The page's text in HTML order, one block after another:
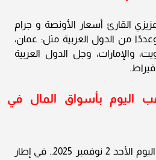
القارئ أسعار الأونصة و جرام
من الدول العربية مثل: عمان،
والإمارات، وجل الدول العربية
اليوم بأسواق المال في
أسعار الذهب في الأردن اليوم الأحد 2 نوفمبر 2025.. في إطار